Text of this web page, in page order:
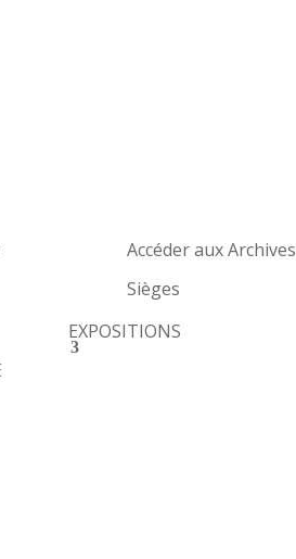
Accéder aux Archives
Sièges
EXPOSITIONS